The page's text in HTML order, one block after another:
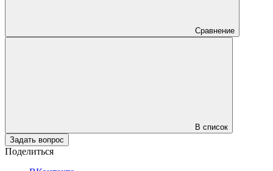
Сравнение
В список
Задать вопрос
Поделиться